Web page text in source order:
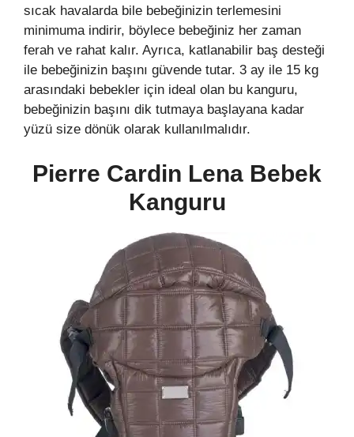
sıcak havalarda bile bebeğinizin terlemesini
minimuma indirir, böylece bebeğiniz her zaman
ferah ve rahat kalır. Ayrıca, katlanabilir baş desteği
ile bebeğinizin başını güvende tutar. 3 ay ile 15 kg
arasındaki bebekler için ideal olan bu kanguru,
bebeğinizin başını dik tutmaya başlayana kadar
yüzü size dönük olarak kullanılmalıdır.
Pierre Cardin Lena Bebek
Kanguru